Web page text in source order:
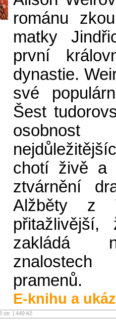
románu
matky
první
dynastie.
své
Šest
chotí živě a
ztvárnění
Alžběty z
zakládá
pramenů.
E-knihu a
str. | 449 Kč